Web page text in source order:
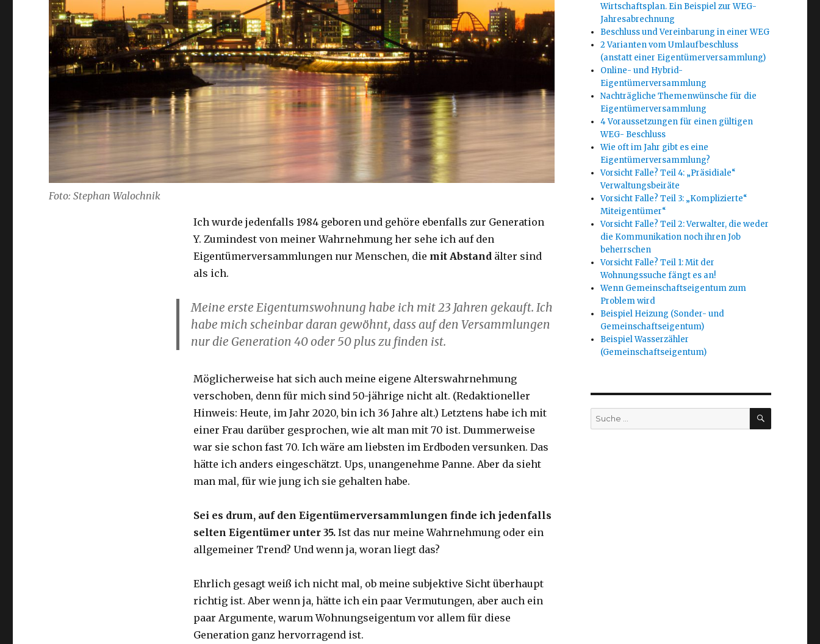
Foto: Stephan Walochnik
Ich wurde jedenfalls 1984 geboren und gehöre ebenfalls zur Generation
Y. Zumindest von meiner Wahrnehmung her sehe ich auf den
Eigentümerversammlungen nur Menschen, die mit Abstand älter sind
als ich.
Meine erste Eigentumswohnung habe ich mit 23 Jahren gekauft. Ich
habe mich scheinbar daran gewöhnt, dass auf den Versammlungen
nur die Generation 40 oder 50 plus zu finden ist.
Möglicherweise hat sich auch meine eigene Alterswahrnehmung
verschoben, denn für mich sind 50-jährige nicht alt. (Redaktioneller
Hinweis: Heute, im Jahr 2020, bin ich 36 Jahre alt.) Letztens habe ich mit
einer Frau darüber gesprochen, wie alt man mit 70 ist. Dummerweise
war sie schon fast 70. Ich wäre am liebsten im Erdboden versunken. Das
hätte ich anders eingeschätzt. Ups, unangenehme Panne. Aber da sieht
man mal, für wie jung ich sie gehalten habe.
Sei es drum, auf den Eigentümerversammlungen finde ich jedenfalls
selten Eigentümer unter 35. Ist das nur meine Wahrnehmung oder ein
allgemeiner Trend? Und wenn ja, woran liegt das?
Ehrlich gesagt weiß ich nicht mal, ob meine subjektive Sicht überhaupt
richtig ist. Aber wenn ja, hätte ich ein paar Vermutungen, aber auch ein
paar Argumente, warum Wohnungseigentum vor allem für diese
Generation ganz hervorragend ist.
Wirtschaftsplan. Ein Beispiel zur WEG-
Jahresabrechnung
Beschluss und Vereinbarung in einer WEG
2 Varianten vom Umlaufbeschluss
(anstatt einer Eigentümerversammlung)
Online- und Hybrid-
Eigentümerversammlung
Nachträgliche Themenwünsche für die
Eigentümerversammlung
4 Voraussetzungen für einen gültigen
WEG- Beschluss
Wie oft im Jahr gibt es eine
Eigentümerversammlung?
Vorsicht Falle? Teil 4: „Präsidiale“
Verwaltungsbeiräte
Vorsicht Falle? Teil 3: „Komplizierte“
Miteigentümer“
Vorsicht Falle? Teil 2: Verwalter, die weder
die Kommunikation noch ihren Job
beherrschen
Vorsicht Falle? Teil 1: Mit der
Wohnungssuche fängt es an!
Wenn Gemeinschaftseigentum zum
Problem wird
Beispiel Heizung (Sonder- und
Gemeinschaftseigentum)
Beispiel Wasserzähler
(Gemeinschaftseigentum)
Suche
nach:
SUCHEN